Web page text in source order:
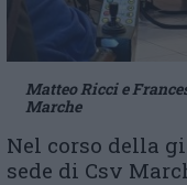
Matteo Ricci e
Marche
Nel corso della
sede di Csv